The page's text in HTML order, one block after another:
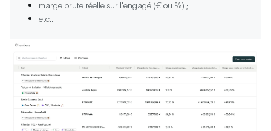
marge brute réelle sur l'engagé (€ ou %) ;
etc...